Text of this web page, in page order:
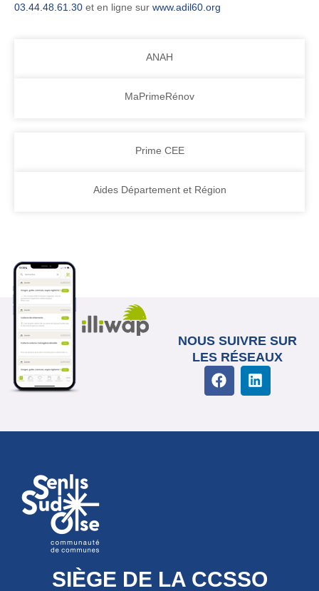
03.44.48.61.30 et en ligne sur www.adil60.org
ANAH
MaPrimeRénov
Prime CEE
Aides Département et Région
NOUS SUIVRE SUR
LES RÉSEAUX
SIÈGE DE LA CCSSO